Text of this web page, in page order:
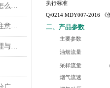
聚创环保整理的五款风量罩教你怎么安装和操作
自控型高压灭菌锅其操作步骤及注意事项的解析
接下来带来的是超声波处理器原理与特点
执行标准
Q/0214 MDY007-2016 《
二、产品参数
主要参数
油烟流量
采样流量
烟气流速